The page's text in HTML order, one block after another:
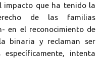
impacto que ha tenido la
de las familias
en el reconocimiento de
binaria y reclaman ser
intenta